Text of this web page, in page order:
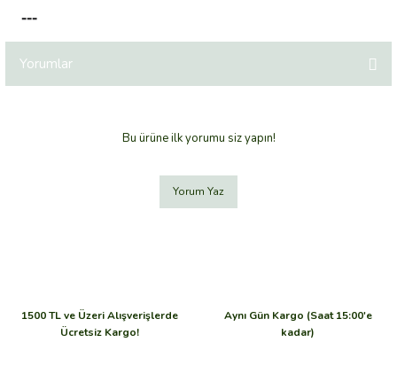
---
Yorumlar
Bu ürüne ilk yorumu siz yapın!
Yorum Yaz
1500 TL ve Üzeri Alışverişlerde
Ücretsiz Kargo!
Aynı Gün Kargo (Saat 15:00'e
kadar)